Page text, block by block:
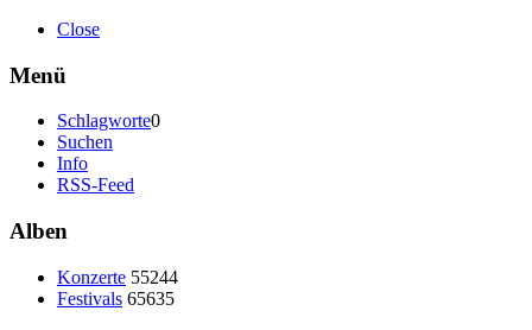
Close
Menü
Schlagworte0
Suchen
Info
RSS-Feed
Alben
Konzerte 55244
Festivals 65635